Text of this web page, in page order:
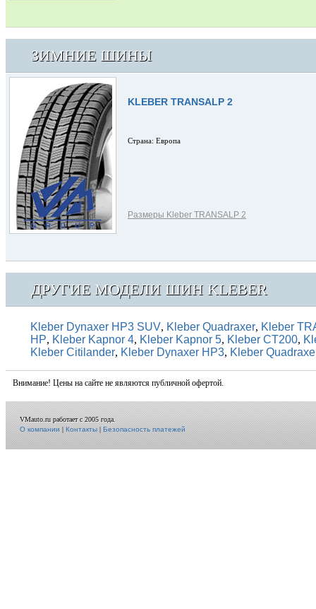
ЗИМНИЕ ШИНЫ
KLEBER TRANSALP 2
Страна: Европа
Размеры Kleber TRANSALP 2
ДРУГИЕ МОДЕЛИ ШИН KLEBER
Kleber Dynaxer HP3 SUV, Kleber Quadraxer, Kleber
HP, Kleber Kapnor 4, Kleber Kapnor 5, Kleber CT200,
Kleber Citilander, Kleber Dynaxer HP3, Kleber
Внимание! Цены на сайте не являются публичной офертой.
VMauto.ru работает с 2005 года.
О компании|Контакты|Безопасность платежей